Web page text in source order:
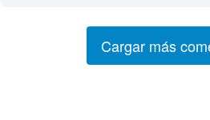
Cargar más